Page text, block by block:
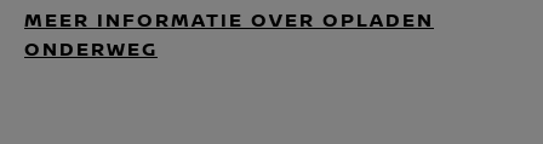
MEER INFORMATIE OVER OPLADEN
ONDERWEG